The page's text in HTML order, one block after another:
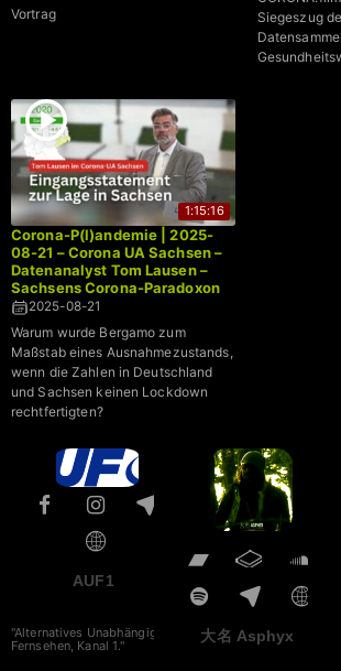
Vortrag
Siegeszug
1:15:16
Corona-P(l)andemie | 2025-
08-21 – Corona UA Sachsen –
Datenanalyst Tom Lausen –
Sachsens Corona-Paradoxon
→ Weniger geimpft, weniger
2025-08-21
Warum wurde Bergamo zum
Maßstab eines Ausnahmezustands,
wenn die Zahlen in Deutschland
und Sachsen keinen Lockdown
rechtfertigten?
AUF1
"Alternatives Unabhängiges
Fernsehen, Kanal 1."
大名 Asphyx